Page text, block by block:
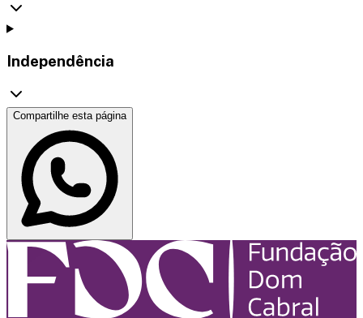
Independência
Compartilhe esta página